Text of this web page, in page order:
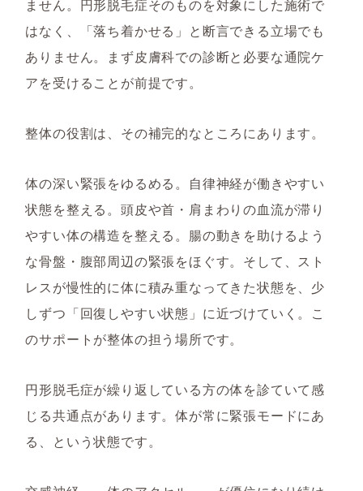
ません。円形脱毛症そのものを対象にした施術で
はなく、「落ち着かせる」と断言できる立場でも
ありません。まず皮膚科での診断と必要な通院ケ
アを受けることが前提です。
整体の役割は、その補完的なところにあります。
体の深い緊張をゆるめる。自律神経が働きやすい
状態を整える。頭皮や首・肩まわりの血流が滞り
やすい体の構造を整える。腸の動きを助けるよう
な骨盤・腹部周辺の緊張をほぐす。そして、スト
レスが慢性的に体に積み重なってきた状態を、少
しずつ「回復しやすい状態」に近づけていく。こ
のサポートが整体の担う場所です。
円形脱毛症が繰り返している方の体を診ていて感
じる共通点があります。体が常に緊張モードにあ
る、という状態です。